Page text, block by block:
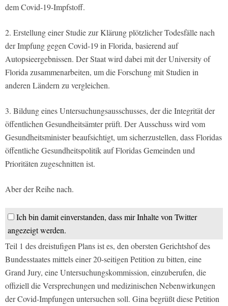
dem Covid-19-Impfstoff.
2. Erstellung einer Studie zur Klärung plötzlicher Todesfälle nach
der Impfung gegen Covid-19 in Florida, basierend auf
Autopsieergebnissen. Der Staat wird dabei mit der University of
Florida zusammenarbeiten, um die Forschung mit Studien in
anderen Ländern zu vergleichen.
3. Bildung eines Untersuchungsausschusses, der die Integrität der
öffentlichen Gesundheitsämter prüft. Der Ausschuss wird vom
Gesundheitsminister beaufsichtigt, um sicherzustellen, dass Floridas
öffentliche Gesundheitspolitik auf Floridas Gemeinden und
Prioritäten zugeschnitten ist.
Aber der Reihe nach.
Ich bin damit einverstanden, dass mir Inhalte von Twitter
angezeigt werden.
Teil 1 des dreistufigen Plans ist es, den obersten Gerichtshof des
Bundesstaates mittels einer 20-seitigen Petition zu bitten, eine
Grand Jury, eine Untersuchungskommission, einzuberufen, die
offiziell die Versprechungen und medizinischen Nebenwirkungen
der Covid-Impfungen untersuchen soll. Gina begrüßt diese Petition